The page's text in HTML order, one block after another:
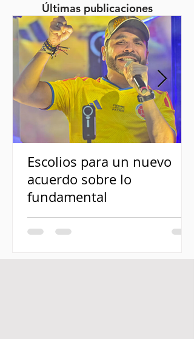
Últimas publicaciones
Escolios para un nuevo
acuerdo sobre lo
fundamental